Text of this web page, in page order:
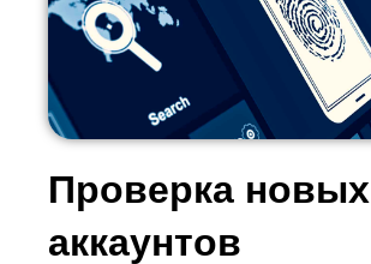
Проверка новых
аккаунтов